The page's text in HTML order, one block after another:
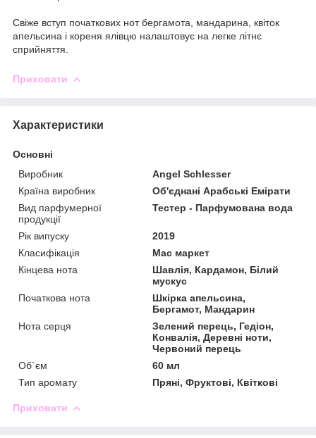
Свіже вступ початкових нот бергамота, мандарина, квіток
апельсина і кореня ялівцю налаштовує на легке літнє
сприйняття.
Приховати
Характеристики
Основні
Виробник
Angel Schlesser
Країна виробник
Об'єднані Арабські Емірати
Вид парфумерної
продукції
Тестер - Парфумована вода
Рік випуску
2019
Класифікація
Мас маркет
Кінцева нота
Шавлія, Кардамон, Білий
мускус
Початкова нота
Шкірка апельсина,
Бергамот, Мандарин
Нота серця
Зелений перець, Гедіон,
Конвалія, Деревні ноти,
Червоний перець
Об`єм
60 мл
Тип аромату
Пряні, Фруктові, Квіткові
Приховати